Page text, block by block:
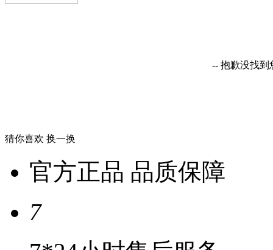
-- 抱歉没找到
猜你喜欢 换一换
官方正品 品质保障
7